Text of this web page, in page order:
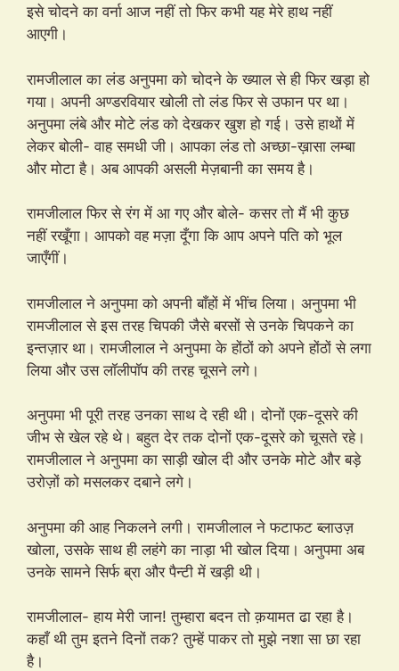
इसे चोदने का वर्ना आज नहीं तो फिर कभी यह मेरे हाथ नहीं
आएगी।
रामजीलाल का लंड अनुपमा को चोदने के ख्याल से ही फिर खड़ा हो
गया। अपनी अण्डरवियार खोली तो लंड फिर से उफान पर था।
अनुपमा लंबे और मोटे लंड को देखकर खुश हो गई। उसे हाथों में
लेकर बोली- वाह समधी जी। आपका लंड तो अच्छा-ख़ासा लम्बा
और मोटा है। अब आपकी असली मेज़बानी का समय है।
रामजीलाल फिर से रंग में आ गए और बोले- कसर तो मैं भी कुछ
नहीं रखूँगा। आपको वह मज़ा दूँगा कि आप अपने पति को भूल
जाएँगीं।
रामजीलाल ने अनुपमा को अपनी बाँहों में भींच लिया। अनुपमा भी
रामजीलाल से इस तरह चिपकी जैसे बरसों से उनके चिपकने का
इन्तज़ार था। रामजीलाल ने अनुपमा के होंठों को अपने होंठों से लगा
लिया और उस लॉलीपॉप की तरह चूसने लगे।
अनुपमा भी पूरी तरह उनका साथ दे रही थी। दोनों एक-दूसरे की
जीभ से खेल रहे थे। बहुत देर तक दोनों एक-दूसरे को चूसते रहे।
रामजीलाल ने अनुपमा का साड़ी खोल दी और उनके मोटे और बड़े
उरोज़ों को मसलकर दबाने लगे।
अनुपमा की आह निकलने लगी। रामजीलाल ने फटाफट ब्लाउज़
खोला, उसके साथ ही लहंगे का नाड़ा भी खोल दिया। अनुपमा अब
उनके सामने सिर्फ ब्रा और पैन्टी में खड़ी थी।
रामजीलाल- हाय मेरी जान! तुम्हारा बदन तो क़यामत ढा रहा है।
कहाँ थी तुम इतने दिनों तक? तुम्हें पाकर तो मुझे नशा सा छा रहा
है।